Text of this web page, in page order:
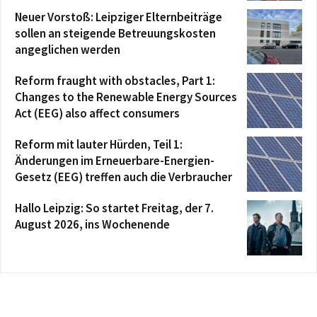
Neuer Vorstoß: Leipziger Elternbeiträge
sollen an steigende Betreuungskosten
angeglichen werden
Reform fraught with obstacles, Part 1:
Changes to the Renewable Energy Sources
Act (EEG) also affect consumers
Reform mit lauter Hürden, Teil 1:
Änderungen im Erneuerbare-Energien-
Gesetz (EEG) treffen auch die Verbraucher
Hallo Leipzig: So startet Freitag, der 7.
August 2026, ins Wochenende